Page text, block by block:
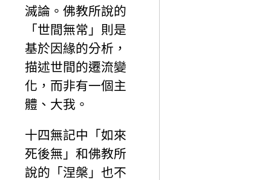
滅論。佛教所說的
「世間無常」則是
基於因緣的分析，
描述世間的遷流變
化，而非有一個主
體、大我。
十四無記中「如來
死後無」和佛教所
說的「涅槃」也不